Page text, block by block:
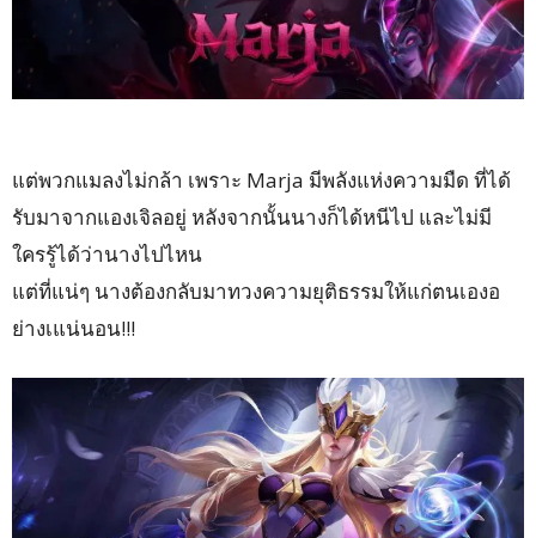
แต่พวกแมลงไม่กล้า เพราะ Marja มีพลังแห่งความมืด ที่ได้
รับมาจากแองเจิลอยู่ หลังจากนั้นนางก็ได้หนีไป และไม่มี
ใครรู้ได้ว่านางไปไหน
แต่ที่แน่ๆ นางต้องกลับมาทวงความยุติธรรมให้แก่ตนเองอ
ย่างเแน่นอน!!!